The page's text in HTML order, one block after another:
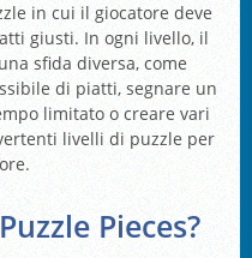
in cui il giocatore deve
giusti. In ogni livello, il
sfida diversa, come
di piatti, segnare un
limitato o creare vari
livelli di puzzle per
Pieces?